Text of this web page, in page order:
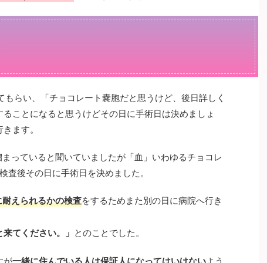
もらい、「チョコレート嚢胞だと思うけど、後日詳しく
ことになると思うけどその日に手術日は決めましょ
ます。
っていると聞いていましたが「血」いわゆるチョコレ
査後その日に手術日を決めました。
えられるかの検査をするためまた別の日に病院へ行き
てください。」 とのことでした。
が よう